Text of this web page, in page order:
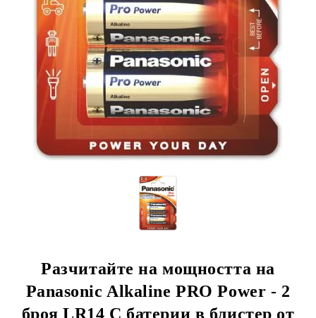
Разчитайте на мощността на
Panasonic Alkaline PRO Power - 2
броя LR14 C батерии в блистер от